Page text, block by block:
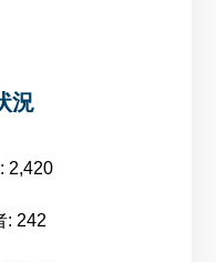
況
2,420
: 242